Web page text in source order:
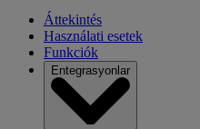
Áttekintés
Használati esetek
Funkciók
Entegrasyonlar